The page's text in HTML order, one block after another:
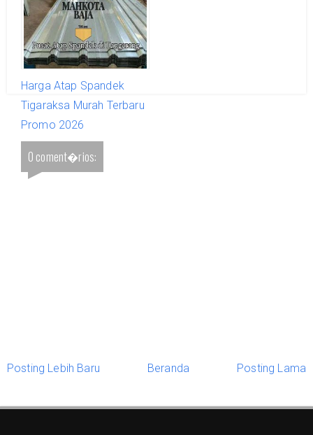
Harga Atap Spandek
Tigaraksa Murah Terbaru
Promo 2026
0 coment�rios:
Posting Lebih Baru Beranda Posting Lama